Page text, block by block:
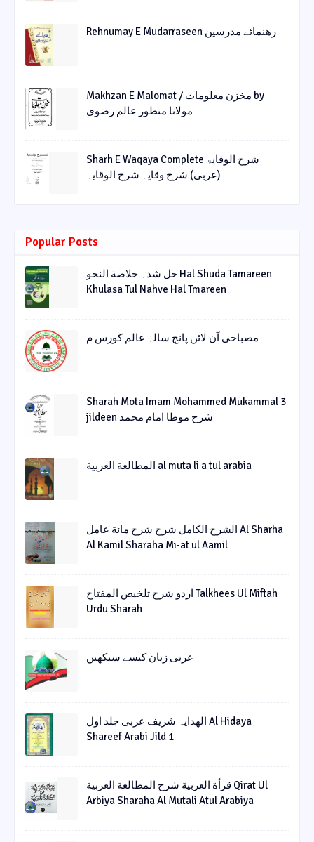
Rehnumay E Mudarraseen رهنمائے مدرسین
Makhzan E Malomat / مخزن معلومات by
مولانا منظور عالم رضوی
Sharh E Waqaya Complete شرح الوقایۃ
(عربی) شرح وقایہ شرح الوقایہ
Popular Posts
حل شدہ خلاصة النحو Hal Shuda Tamareen
Khulasa Tul Nahve Hal Tmareen
مصباحی آن لائن پانچ سالہ عالم کورس م
Sharah Mota Imam Mohammed Mukammal 3
jildeen شرح موطا امام محمد
المطالعة العربية al muta li a tul arabia
الشرح الکامل شرح شرح مائة عامل Al Sharha
Al Kamil Sharaha Mi-at ul Aamil
اردو شرح تلخیص المفتاح Talkhees Ul Miftah
Urdu Sharah
عربی زبان کیسے سیکھیں
الھدایہ شریف عربی جلد اول Al Hidaya
Shareef Arabi Jild 1
قرأة العربیة شرح المطالعة العربیة Qirat Ul
Arbiya Sharaha Al Mutali Atul Arabiya